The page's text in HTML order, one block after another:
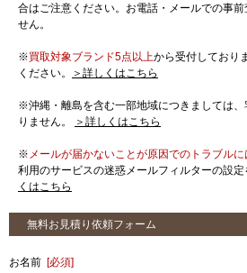
合はご注意ください。お電話・メールでの事
せん。
※買取対象ブランド5点以上から受付しており
ください。
＞詳しくはこちら
※沖縄・離島を含む一部地域につきましては
りません。
＞詳しくはこちら
※ メールが届かないことが原因でのトラブル
利用のサービスの迷惑メールフィルターの設定
くはこちら
無料お見積り依頼フォーム
お名前 [必須]